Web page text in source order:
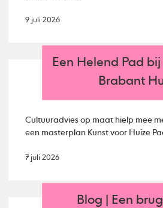
9 juli 2026
Een Helend Pad
Brabant
Cultuuradvies op maat hielp mee
een masterplan Kunst voor Huize
7 juli 2026
Blog | Een